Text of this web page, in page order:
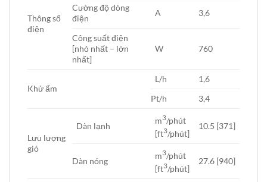
Thông số
điện
Cường độ dòng
điện
A 3,6
Công suất điện
[nhỏ nhất – lớn
nhất]
W 760
Khử ẩm
L/h
1,6
Pt/h
3,4
Lưu lượng
gió
Dàn lạnh
m3/phút
[ft3/phút]
10.5 [371]
Dàn nóng
m3/phút
[ft3/phút]
27.6 [940]